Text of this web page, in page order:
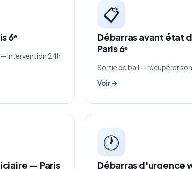
6ᵉ
intervention 24h
📋
Débarras avant état
Paris 6ᵉ
Sortie de bail — récupérer
Voir →
— Paris
🕐
Débarras d'urgence